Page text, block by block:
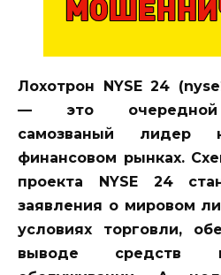
Лохотрон NYSE 24
— это очередной
самозваный
финансовом рынках.
проекта NYSE 24
заявления о мировом
условиях торговли,
выводе средств и